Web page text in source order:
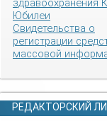
здравоохранения
Юбилеи
Свидетельства о
регистрации
массовой
РЕДАКТОРСКИЙ